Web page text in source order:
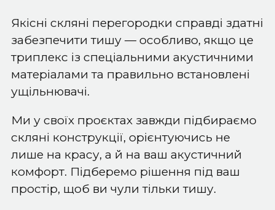
Якісні скляні перегородки справді здатні
забезпечити тишу — особливо, якщо це
триплекс із спеціальними акустичними
матеріалами та правильно встановлені
ущільнювачі.
Ми у своїх проєктах завжди підбираємо
скляні конструкції, орієнтуючись не
лише на красу, а й на ваш акустичний
комфорт. Підберемо рішення під ваш
простір, щоб ви чули тільки тишу.